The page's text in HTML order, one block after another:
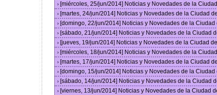
› [miércoles, 25/jun/2014] Noticias y Novedades de la
› [martes, 24/jun/2014] Noticias y Novedades de la Ciudad
› [domingo, 22/jun/2014] Noticias y Novedades de la
› [sábado, 21/jun/2014] Noticias y Novedades de la Ciudad
› [jueves, 19/jun/2014] Noticias y Novedades de la Ciudad
› [miércoles, 18/jun/2014] Noticias y Novedades de la
› [martes, 17/jun/2014] Noticias y Novedades de la Ciudad
› [domingo, 15/jun/2014] Noticias y Novedades de la
› [sábado, 14/jun/2014] Noticias y Novedades de la Ciudad
› [viernes, 13/jun/2014] Noticias y Novedades de la Ciudad